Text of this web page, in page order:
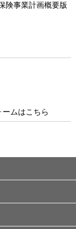
険事業計画概要版
ムはこちら